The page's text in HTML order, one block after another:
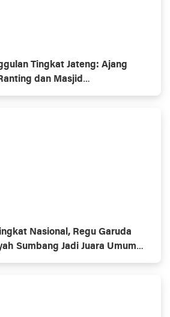
Tingkat Jateng: Ajang
dan Masjid
Nasional, Regu Garuda
Sumbang Jadi Juara Umum